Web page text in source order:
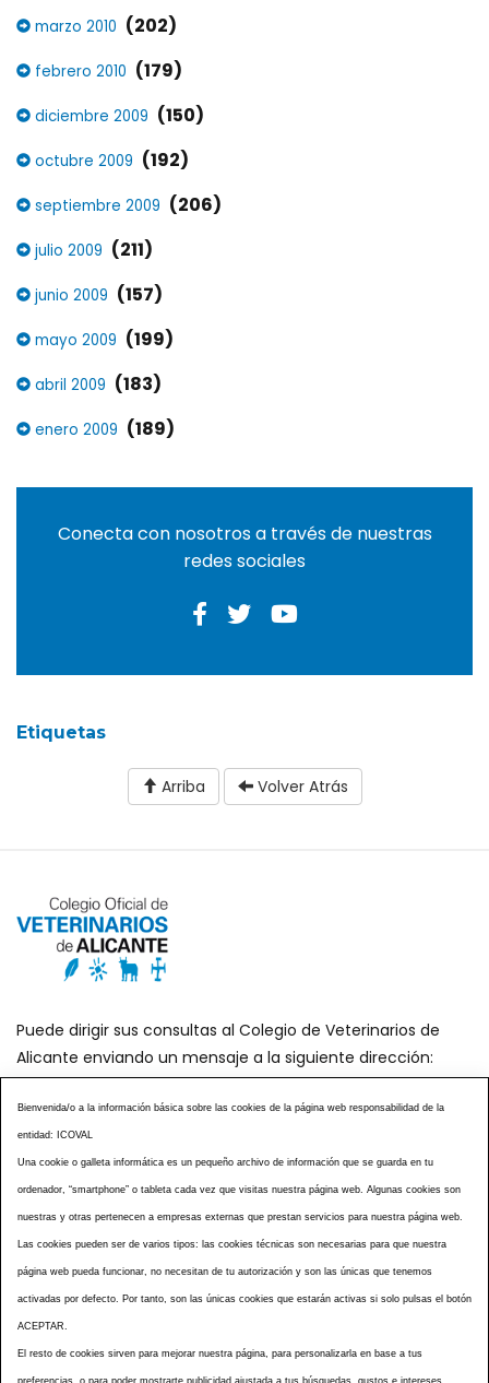
marzo 2010 (202)
febrero 2010 (179)
diciembre 2009 (150)
octubre 2009 (192)
septiembre 2009 (206)
julio 2009 (211)
junio 2009 (157)
mayo 2009 (199)
abril 2009 (183)
enero 2009 (189)
Conecta con nosotros a través de nuestras
redes sociales
Etiquetas
Arriba Volver Atrás
Puede dirigir sus consultas al Colegio de Veterinarios de
Alicante enviando un mensaje a la siguiente dirección:
secretaria@icoval.org
¿SABÍAS QUÉ?
CENTROS VETERINARIOS
TABLÓN ANUNCIOS
CURSOS Y EVENTOS
TÉRMINOS Y CONDICIONES
ESPECIAL COVID 19
NOTICIAS
ACCESIBILIDAD
AVISO LEGAL
POLÍTICA PRIVACIDAD
Bienvenida/o a la información básica sobre las cookies de la página web responsabilidad de la
entidad: ICOVAL
Una cookie o galleta informática es un pequeño archivo de información que se guarda en tu
ordenador, “smartphone” o tableta cada vez que visitas nuestra página web. Algunas cookies son
nuestras y otras pertenecen a empresas externas que prestan servicios para nuestra página web.
Las cookies pueden ser de varios tipos: las cookies técnicas son necesarias para que nuestra
página web pueda funcionar, no necesitan de tu autorización y son las únicas que tenemos
activadas por defecto. Por tanto, son las únicas cookies que estarán activas si solo pulsas el botón
ACEPTAR.
El resto de cookies sirven para mejorar nuestra página, para personalizarla en base a tus
preferencias, o para poder mostrarte publicidad ajustada a tus búsquedas, gustos e intereses